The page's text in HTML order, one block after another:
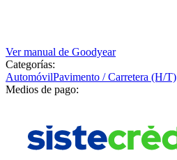
Ver manual de Goodyear
Categorías:
AutomóvilPavimento / Carretera (H/T)
Medios de pago: